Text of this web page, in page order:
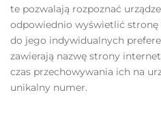
te pozwalają rozpoznać
odpowiednio wyświetlić
do jego indywidualnych
zawierają nazwę strony
czas przechowywania ich na
unikalny numer.